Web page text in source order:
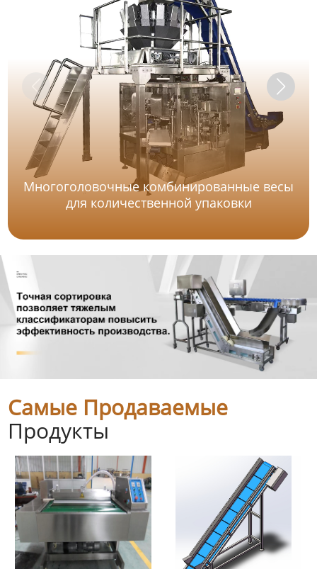
Многоголовочные комбинированные весы
для количественной упаковки
Самые Продаваемые
Продукты